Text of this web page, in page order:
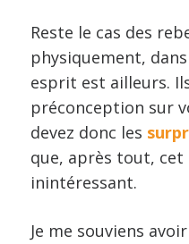
Reste le cas des
physiquement,
esprit est ailleurs.
préconception sur
devez donc les
que, après tout, cet
inintéressant.
Je me souviens